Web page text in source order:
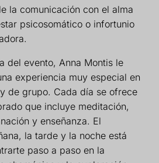
la comunicación con el alma
psicosomático o infortunio
del evento, Anna Montis le
experiencia muy especial en
de grupo. Cada día se ofrece
que incluye meditación,
y enseñanza. El
la tarde y la noche está
paso a paso en la